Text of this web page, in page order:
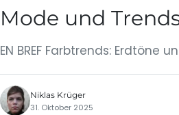
Mode und
EN BREF Farbtrends:
Niklas Krüger
31. Oktober 2025